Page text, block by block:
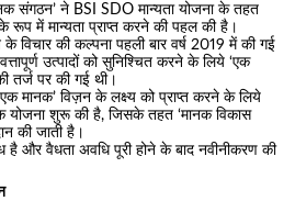
संगठन’ ने BSI SDO मान्यता योजना के तहत
रूप में मान्यता प्राप्त करने की पहल की है।
के विचार की कल्पना पहली बार वर्ष 2019 में की गई
उत्पादों को सुनिश्चित करने के लिये ‘एक
तर्ज पर की गई थी।
मानक’ विज़न के लक्ष्य को प्राप्त करने के लिये
योजना शुरू की है, जिसके तहत ‘मानक विकास
की जाती है।
है और वैधता अवधि पूरी होने के बाद नवीनीकरण की